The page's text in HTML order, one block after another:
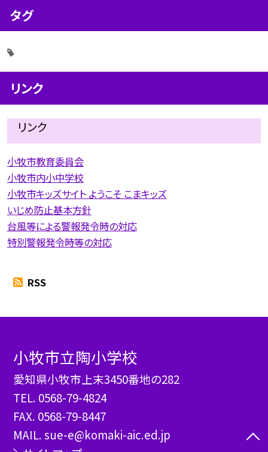
タグ
リンク
リンク
小牧市教育委員会
小牧市内小中学校
小牧市キッズサイト ようこそ こまキッズ
いじめ防止基本方針
台風等による警報発令時の対応
特別警報発令時等の対応
RSS
小牧市立陶小学校
愛知県小牧市上末3450番地の282
TEL. 0568-79-4824
FAX. 0568-79-8447
MAIL. sue-e@komaki-aic.ed.jp